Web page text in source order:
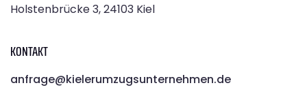
Holstenbrücke 3, 24103 Kiel
KONTAKT
anfrage@kielerumzugsunternehmen.de